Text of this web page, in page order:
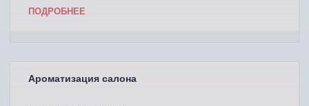
ПОДРОБНЕЕ
Ароматизация салона